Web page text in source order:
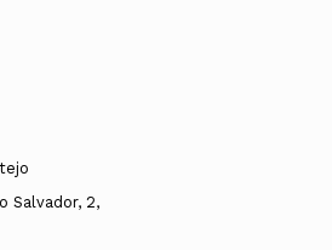
Salvador, 2,